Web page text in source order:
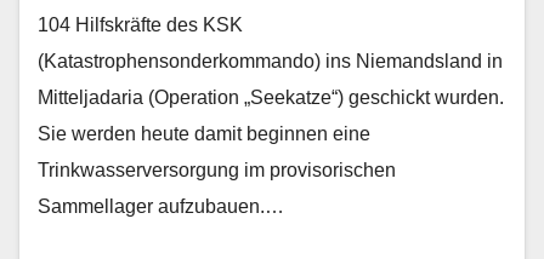
104 Hilfskräfte des KSK
(Katastrophensonderkommando) ins Niemandsland in
Mitteljadaria (Operation „Seekatze“) geschickt wurden.
Sie werden heute damit beginnen eine
Trinkwasserversorgung im provisorischen
Sammellager aufzubauen.…